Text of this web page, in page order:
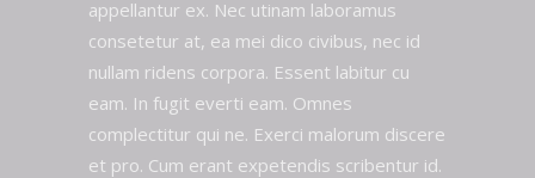
appellantur ex. Nec utinam laboramus
consetetur at, ea mei dico civibus, nec id
nullam ridens corpora. Essent labitur cu
eam. In fugit everti eam. Omnes
complectitur qui ne. Exerci malorum discere
et pro. Cum erant expetendis scribentur id.